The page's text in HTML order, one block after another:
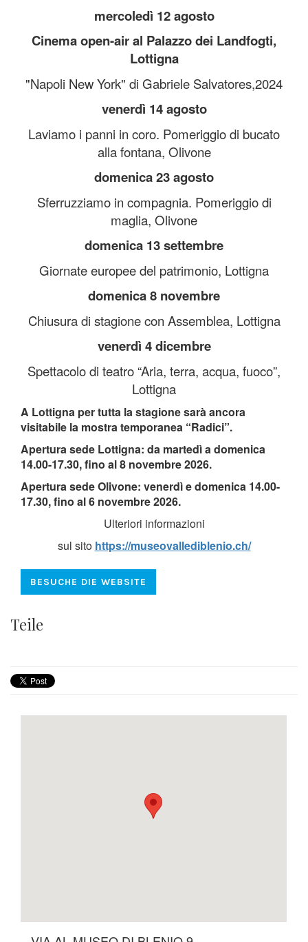
mercoledì 12 agosto
Cinema open-air al Palazzo dei Landfogti,
Lottigna
"Napoli New York" di Gabriele Salvatores,2024
venerdì 14 agosto
Laviamo i panni in coro. Pomeriggio di bucato
alla fontana, Olivone
domenica 23 agosto
Sferruzziamo in compagnia. Pomeriggio di
maglia, Olivone
domenica 13 settembre
Giornate europee del patrimonio, Lottigna
domenica 8 novembre
Chiusura di stagione con Assemblea, Lottigna
venerdì 4 dicembre
Spettacolo di teatro “Aria, terra, acqua, fuoco”,
Lottigna
A Lottigna per tutta la stagione sarà ancora
visitabile la mostra temporanea “Radici”.
Apertura sede Lottigna: da martedì a domenica
14.00-17.30, fino al 8 novembre 2026.
Apertura sede Olivone: venerdì e domenica 14.00-
17.30, fino al 6 novembre 2026.
Ulteriori informazioni
sul sito https://museovallediblenio.ch/
BESUCHE DIE WEBSITE
Teile